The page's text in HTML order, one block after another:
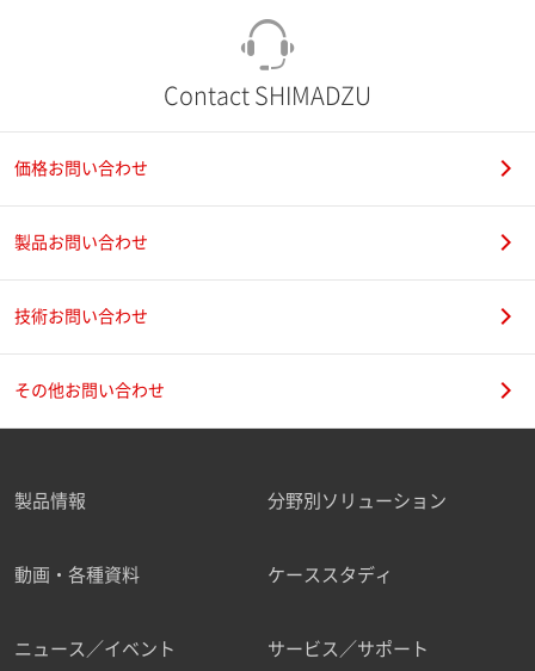
ご勤務先
職種
Contact SHIMADZU
価格お問い合わせ
製品お問い合わせ
技術お問い合わせ
その他お問い合わせ
製品情報 分野別ソリューション
動画・各種資料 ケーススタディ
ニュース／イベント サービス／サポート